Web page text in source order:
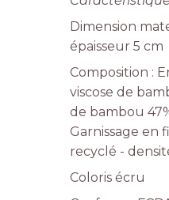
Dimension
épaisseur 5 cm
Composition :
viscose de
de bambou
Garnissage en
recyclé -
Coloris écru